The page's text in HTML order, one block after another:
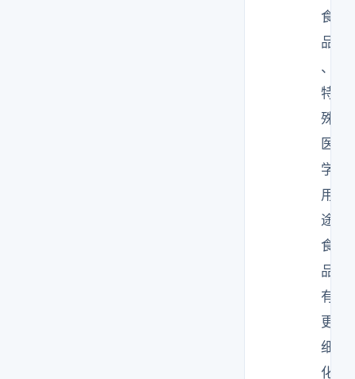
食
品
、
特
殊
医
学
用
途
食
品
有
更
细
化